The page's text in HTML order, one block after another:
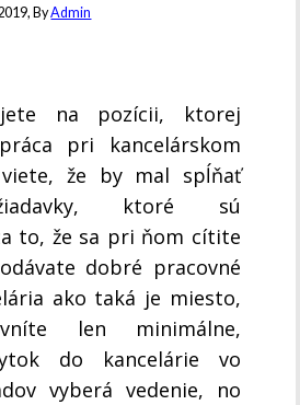
, ByAdmin
na pozícii, ktorej
pri kancelárskom
že by mal spĺňať
ktoré sú
to, že sa pri ňom cítite
dobré pracovné
ako taká je miesto,
len minimálne,
do kancelárie vo
vyberá vedenie, no